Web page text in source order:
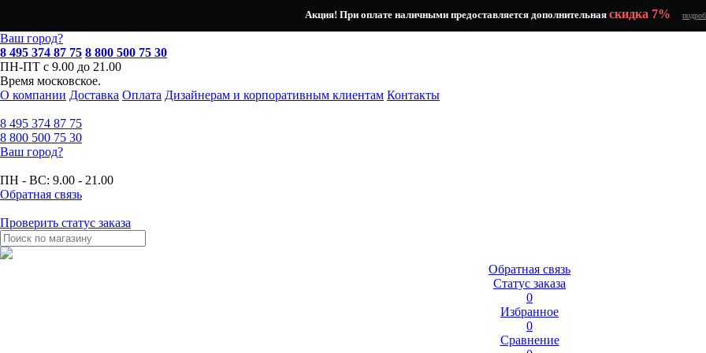
Акция! При оплате наличными предоставляется дополнительная скидка 7%
Ваш город?
8 495 374 87 75 8 800 500 75 30
ПН-ПТ с 9.00 до 21.00
Время московское.
О компании Доставка Оплата Дизайнерам и корпоративным клиентам Контакты
8 495 374 87 75
8 800 500 75 30
Ваш город?
ПН - ВС: 9.00 - 21.00
Обратная связь
Проверить статус заказа
Обратная связь
Статус заказа
0
Избранное
0
Сравнение